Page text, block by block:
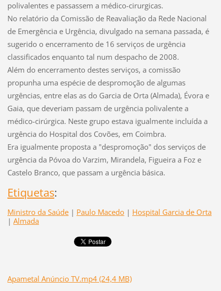
polivalentes e passassem a médico-cirurgicas.
No relatório da Comissão de Reavaliação da Rede Nacional
de Emergência e Urgência, divulgado na semana passada, é
sugerido o encerramento de 16 serviços de urgência
classificados enquanto tal num despacho de 2008.
Além do encerramento destes serviços, a comissão
propunha uma espécie de despromoção de algumas
urgências, entre elas as do Garcia de Orta (Almada), Évora e
Gaia, que deveriam passam de urgência polivalente a
médico-cirúrgica. Neste grupo estava igualmente incluída a
urgência do Hospital dos Covões, em Coimbra.
Era igualmente proposta a "despromoção" dos serviços de
urgência da Póvoa do Varzim, Mirandela, Figueira a Foz e
Castelo Branco, que passam a urgência básica.
Etiquetas:
Ministro da Saúde | Paulo Macedo | Hospital Garcia de Orta
| Almada
Apametal Anúncio TV.mp4 (24,4 MB)